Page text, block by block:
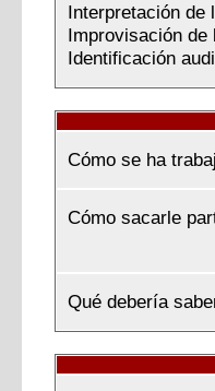
Interpretación de
Improvisación
Identificación
Cómo se ha
Cómo sacarle
Qué debería